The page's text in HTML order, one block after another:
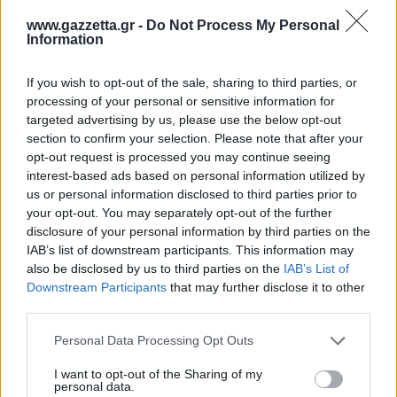
www.gazzetta.gr - Do Not Process My Personal
Information
If you wish to opt-out of the sale, sharing to third parties, or
processing of your personal or sensitive information for
targeted advertising by us, please use the below opt-out
section to confirm your selection. Please note that after your
opt-out request is processed you may continue seeing
interest-based ads based on personal information utilized by
us or personal information disclosed to third parties prior to
your opt-out. You may separately opt-out of the further
disclosure of your personal information by third parties on the
IAB’s list of downstream participants. This information may
also be disclosed by us to third parties on the IAB’s List of
Downstream Participants that may further disclose it to other
Please note that this website/app uses one or more Google
not limited to your visit or usage behaviour. You may click to
grant or deny consent to Google and its third-party tags to
Personal Data Processing Opt Outs
I want to opt-out of the Sharing of my
personal data.
Το τελικό τεστ στο νερό
Αφού ολοκληρωθεί η κατασκευή, η βάρκα περνά
στο τελευταίο στάδιο: βερνίκι θαλάσσης, ξύλινα
καθίσματα και οι τελικές ενισχύσεις. Τα καθίσματα
δημιουργούνται ακόμη και αυτά από κομμένα
καπάκια βαρελιών, στερεωμένα πάνω σε ξύλινες